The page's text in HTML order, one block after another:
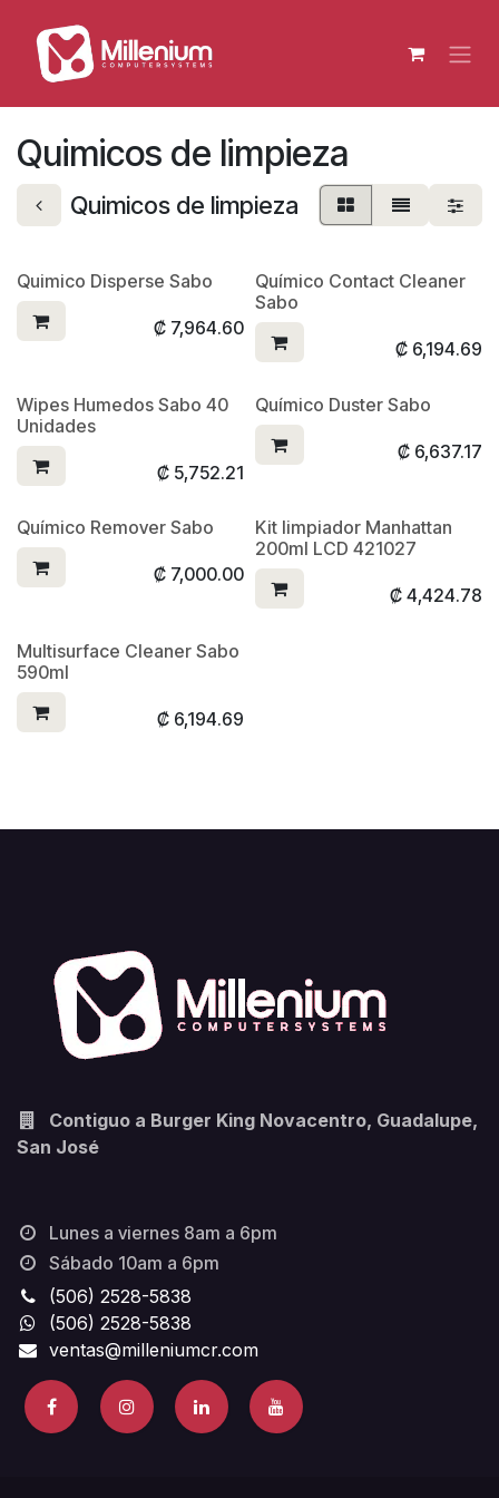
Quimicos de limpieza
Quimicos de limpieza
Quimico Disperse Sabo
₡ 7,964.60
Químico Contact Cleaner
Sabo
₡ 6,194.69
Wipes Humedos Sabo 40
Unidades
₡ 5,752.21
Químico Duster Sabo
₡ 6,637.17
Químico Remover Sabo
₡ 7,000.00
Kit limpiador Manhattan
200ml LCD 421027
₡ 4,424.78
Multisurface Cleaner Sabo
590ml
₡ 6,194.69
Contiguo a Burger King Novacentro, Guadalupe,
San José
Lunes a viernes 8am a 6pm
Sábado 10am a 6pm
(506) 2528-5838
(506) 2528-5838
ventas@milleniumcr.com